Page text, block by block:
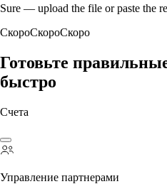
Sure — upload the file or paste the
СкороСкороСкоро
Готовьте
быстро
Счета
Управление партнерами